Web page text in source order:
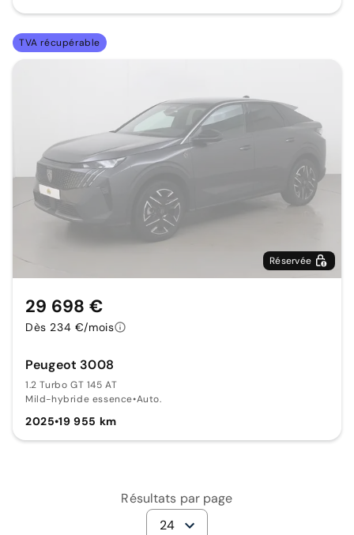
TVA récupérable
Réservée
Peugeot 3008
1.2 Turbo GT 145 AT
Mild-hybride essence•Auto.
2025•19 955 km
29 698 €
Dès 234 €/mois
Résultats par page
24